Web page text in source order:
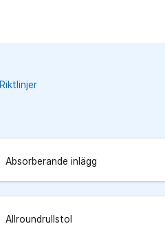
Riktlinjer
Absorberande inlägg
Allroundrullstol